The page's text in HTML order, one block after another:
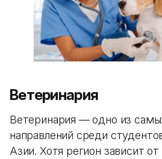
Ветеринария
Ветеринария — одно из
направлений среди
Азии. Хотя регион зависит от